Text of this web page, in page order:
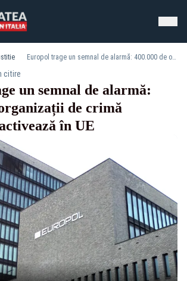
Europol trage un semnal de alarmă: 400.000 de organizații de crimă organizată activează în UE
citire
un semnal de alarmă:
de crimă
în UE